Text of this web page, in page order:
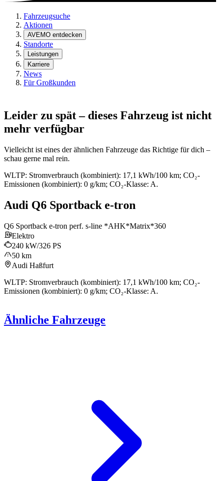
Fahrzeugsuche
Aktionen
AVEMO entdecken
Standorte
Leistungen
Karriere
News
Für Großkunden
Leider zu spät – dieses Fahrzeug ist nicht
mehr verfügbar
Vielleicht ist eines der ähnlichen Fahrzeuge das Richtige für dich –
schau gerne mal rein.
WLTP: Stromverbrauch (kombiniert): 17,1 kWh/100 km; CO₂-
Emissionen (kombiniert): 0 g/km; CO₂-Klasse: A.
Audi Q6 Sportback e-tron
Q6 Sportback e-tron perf. s-line *AHK*Matrix*360
Elektro
240 kW/326 PS
50 km
Audi Haßfurt
WLTP: Stromverbrauch (kombiniert): 17,1 kWh/100 km; CO₂-
Emissionen (kombiniert): 0 g/km; CO₂-Klasse: A.
Ähnliche Fahrzeuge